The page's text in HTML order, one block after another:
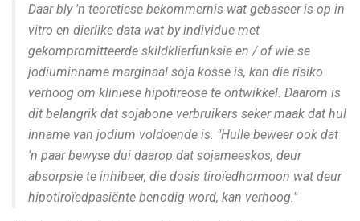
Daar bly 'n teoretiese bekommernis wat gebaseer is op in
vitro en dierlike data wat by individue met
gekompromitteerde skildklierfunksie en / of wie se
jodiuminname marginaal soja kosse is, kan die risiko
verhoog om kliniese hipotireose te ontwikkel. Daarom is
dit belangrik dat sojabone verbruikers seker maak dat hul
inname van jodium voldoende is. "Hulle beweer ook dat
'n paar bewyse dui daarop dat sojameeskos, deur
absorpsie te inhibeer, die dosis tiroïedhormoon wat deur
hipotiroïedpasiënte benodig word, kan verhoog."